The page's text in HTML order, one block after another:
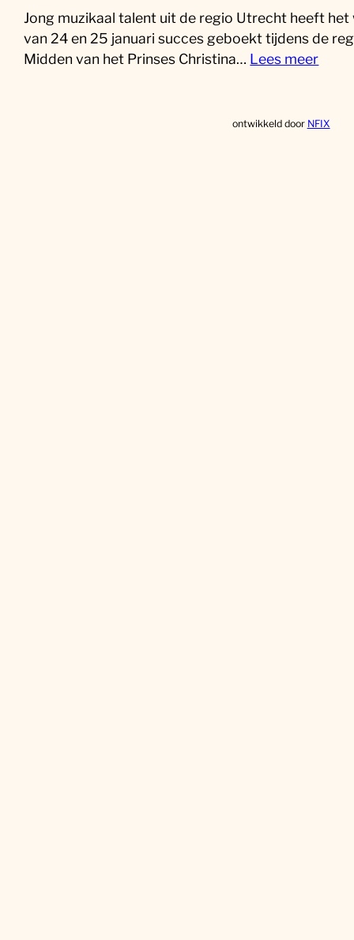
Jong muzikaal talent uit de regio Utrecht heeft het
van 24 en 25 januari succes geboekt tijdens de
Midden van het Prinses Christina… Lees meer
ontwikkeld door NFIX